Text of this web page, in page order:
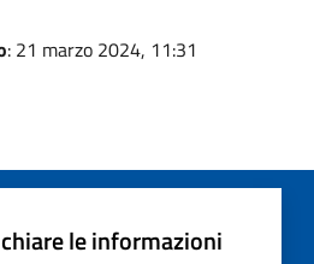
: 21 marzo 2024, 11:31
le informazioni